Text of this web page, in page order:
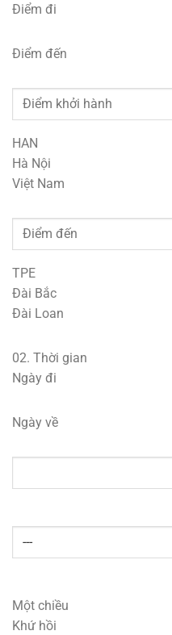
Điểm đi
Điểm đến
HAN
Hà Nội
Việt Nam
TPE
Đài Bắc
Đài Loan
02. Thời gian
Ngày đi
Ngày về
Một chiều
Khứ hồi